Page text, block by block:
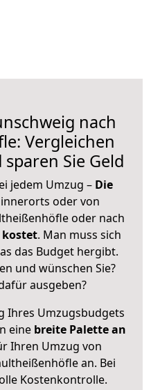
nach
Vergleichen
Sie Geld
jedem Umzug – Die
oder von
oder nach
kostet. Man muss sich
das Budget hergibt.
und wünschen Sie?
ausgeben?
Ihres Umzugsbudgets
eine breite Palette an
Ihren Umzug von
an. Bei
Kostenkontrolle.